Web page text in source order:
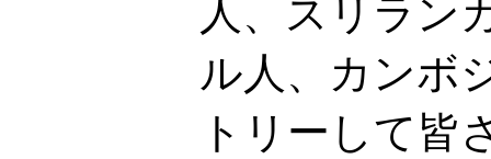
人、スリラン
ル人、カンボ
トリーして皆